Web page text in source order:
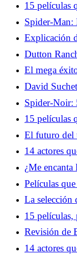
15 películas
Spider-Man:
Day puede
Explicación
ese momento
Dutton
cómo
payaso
El mega
de la cultura
solitaria'
David
Spider-Noir:
forma a la
15 películas
en su totalidad
El futuro del
muy online
14 actores
los reconozcas
¿Me encanta
Boots Riley
Películas
realmente
La selección
una sátira
15 películas,
excesivo
Revisión de
serie de
14 actores